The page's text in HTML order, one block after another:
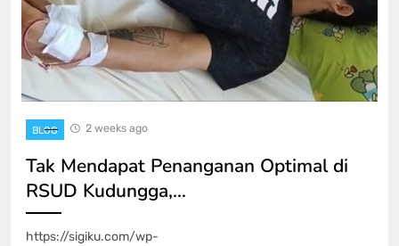
BLOG 2 weeks ago
Tak Mendapat Penanganan Optimal di
RSUD Kudungga,…
https://sigiku.com/wp-